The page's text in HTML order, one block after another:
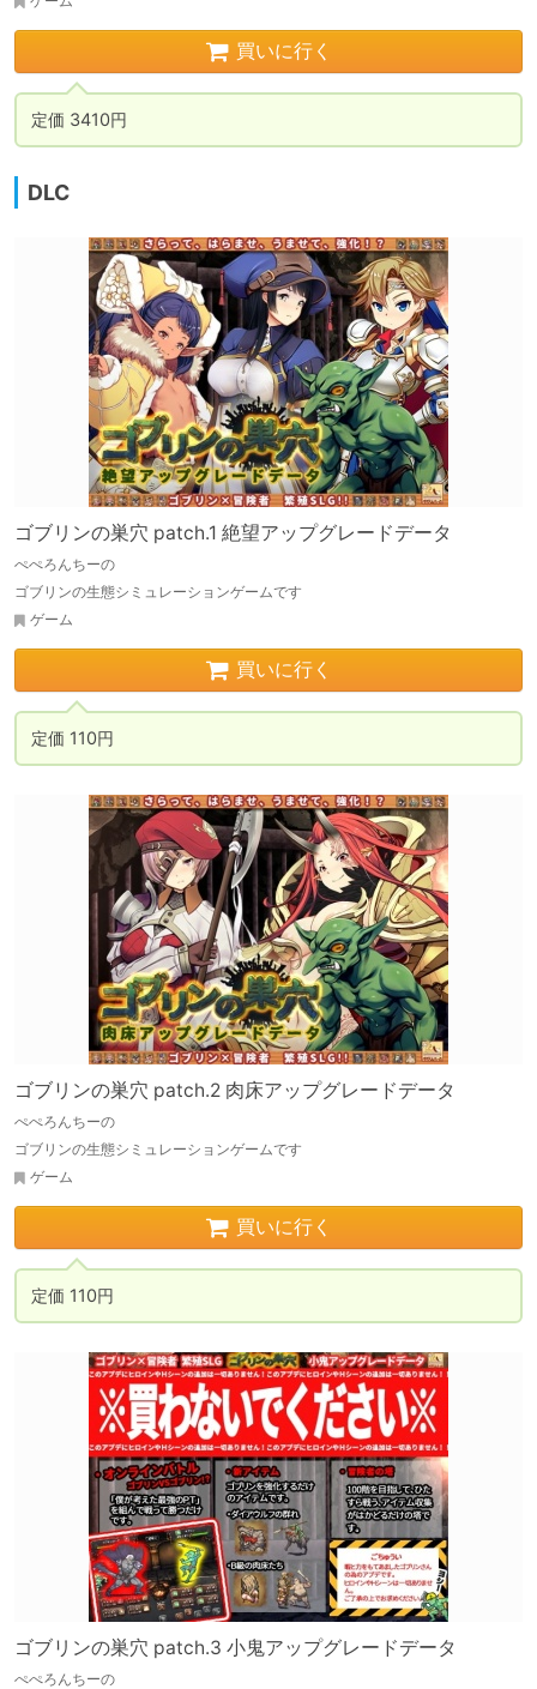
買いに行く
定価 3410円
DLC
ゴブリンの巣穴 patch.1 絶望アップグレードデータ
ぺぺろんちーの
ゴブリンの生態シミュレーションゲームです
ゲーム
買いに行く
定価 110円
ゴブリンの巣穴 patch.2 肉床アップグレードデータ
ぺぺろんちーの
ゴブリンの生態シミュレーションゲームです
ゲーム
買いに行く
定価 110円
ゴブリンの巣穴 patch.3 小鬼アップグレードデータ
ぺぺろんちーの